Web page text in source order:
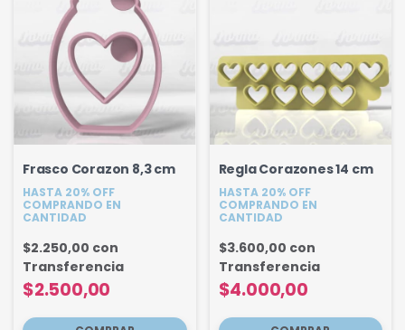
Frasco Corazon 8,3 cm
HASTA 20% OFF
COMPRANDO EN
CANTIDAD
$2.500,00
$2.250,00 con
Transferencia
Regla Corazones 14 cm
HASTA 20% OFF
COMPRANDO EN
CANTIDAD
$4.000,00
$3.600,00 con
Transferencia